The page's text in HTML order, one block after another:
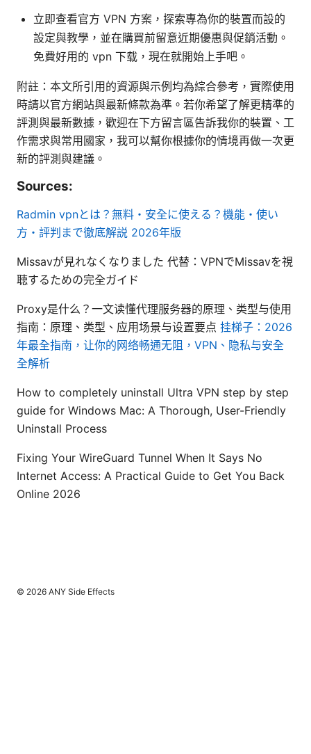
立即查看官方 VPN 方案，探索專為你的裝置而設的
設定與教學，並在購買前留意近期優惠與促銷活動。
免費好用的 vpn 下载，現在就開始上手吧。
附註：本文所引用的資源與示例均為綜合參考，實際使用
時請以官方網站與最新條款為準。若你希望了解更精準的
評測與最新數據，歡迎在下方留言區告訴我你的裝置、工
作需求與常用國家，我可以幫你根據你的情境再做一次更
新的評測與建議。
Sources:
Radmin vpnとは？無料・安全に使える？機能・使い
方・評判まで徹底解説 2026年版
Missavが見れなくなりました 代替：VPNでMissavを視
聴するための完全ガイド
Proxy是什么？一文读懂代理服务器的原理、类型与使用
指南：原理、类型、应用场景与设置要点 挂梯子：2026
年最全指南，让你的网络畅通无阻，VPN、隐私与安全
全解析
How to completely uninstall Ultra VPN step by step
guide for Windows Mac: A Thorough, User-Friendly
Uninstall Process
Fixing Your WireGuard Tunnel When It Says No
Internet Access: A Practical Guide to Get You Back
Online 2026
© 2026 ANY Side Effects